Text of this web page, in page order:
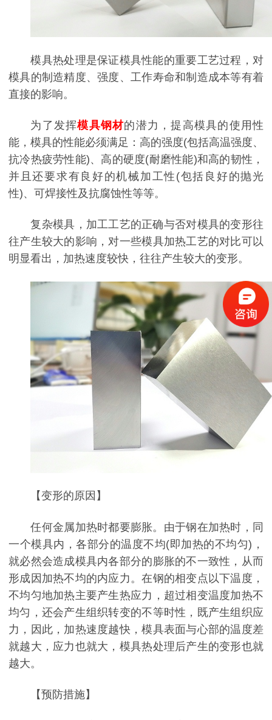
模具热处理是保证模具性能的重要工艺过程，对
模具的制造精度、强度、工作寿命和制造成本等有着
直接的影响。
为了发挥模具钢材的潜力，提高模具的使用性
能，模具的性能必须满足：高的强度(包括高温强度、
抗冷热疲劳性能)、高的硬度(耐磨性能)和高的韧性，
并且还要求有良好的机械加工性(包括良好的抛光
性)、可焊接性及抗腐蚀性等等。
复杂模具，加工工艺的正确与否对模具的变形往
往产生较大的影响，对一些模具加热工艺的对比可以
明显看出，加热速度较快，往往产生较大的变形。
【变形的原因】
任何金属加热时都要膨胀。由于钢在加热时，同
一个模具内，各部分的温度不均(即加热的不均匀)，
就必然会造成模具内各部分的膨胀的不一致性，从而
形成因加热不均的内应力。在钢的相变点以下温度，
不均匀地加热主要产生热应力，超过相变温度加热不
均匀，还会产生组织转变的不等时性，既产生组织应
力，因此，加热速度越快，模具表面与心部的温度差
就越大，应力也就大，模具热处理后产生的变形也就
越大。
【预防措施】